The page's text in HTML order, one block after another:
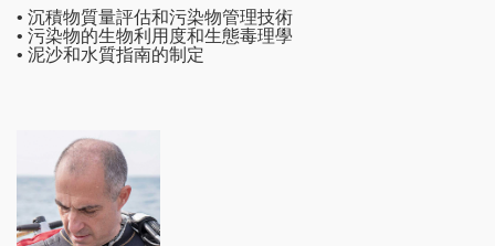
• 沉積物質量評估和污染物管理技術
• 污染物的生物利用度和生態毒理學
• 泥沙和水質指南的制定
Image